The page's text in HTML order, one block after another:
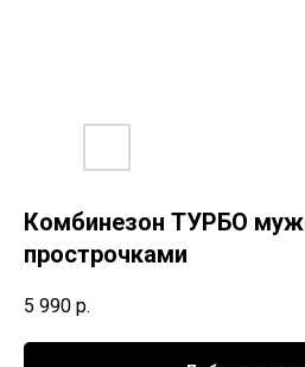
Комбинезон ТУРБО
прострочками
5 990 р.